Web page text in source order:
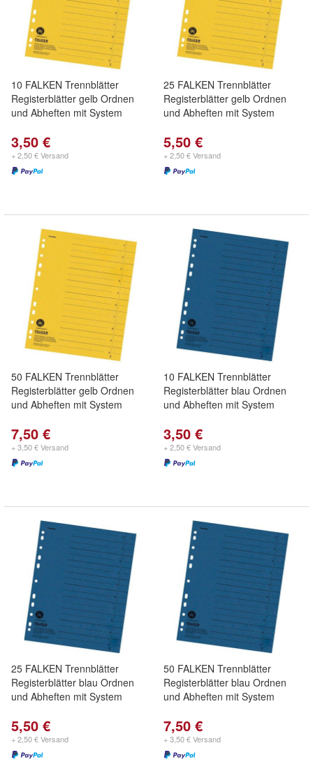
10 FALKEN Trennblätter
Registerblätter gelb Ordnen
und Abheften mit System
3,50 €
+ 2,50 € Versand
25 FALKEN Trennblätter
Registerblätter gelb Ordnen
und Abheften mit System
5,50 €
+ 2,50 € Versand
50 FALKEN Trennblätter
Registerblätter gelb Ordnen
und Abheften mit System
7,50 €
+ 3,50 € Versand
10 FALKEN Trennblätter
Registerblätter blau Ordnen
und Abheften mit System
3,50 €
+ 2,50 € Versand
25 FALKEN Trennblätter
Registerblätter blau Ordnen
und Abheften mit System
5,50 €
+ 2,50 € Versand
50 FALKEN Trennblätter
Registerblätter blau Ordnen
und Abheften mit System
7,50 €
+ 3,50 € Versand